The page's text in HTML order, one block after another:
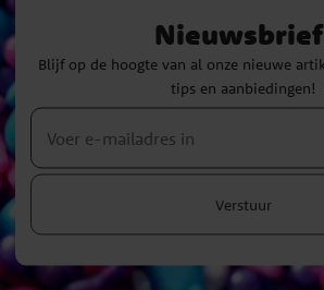
Blijf op de hoogte van al onze nieuwe
tips en aanbiedingen!
Verstuur